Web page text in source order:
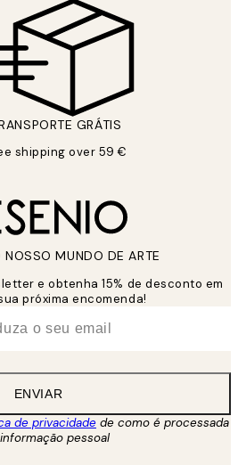
GRÁTIS
shipping over 59 €
MUNDO DE ARTE
e obtenha 15% de desconto em
próxima encomenda!
ENVIAR
de privacidade de como é processada
pessoal